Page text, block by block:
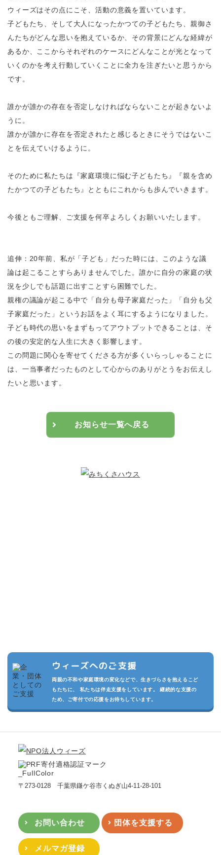
ウィーズはその点にこそ、活動の意義を置いています。
子どもたち、そして大人になったかつての子どもたち、親御さ
んたちがどんな思いを抱えているか、その背景にどんな経緯が
あるか、ここからそれぞれのケースにどんなことが光となって
いくのかを考え行動していくことに全力を注ぎたいと思うから
です。
誰かが誰かの存在を否定しなければならないことが起きないよ
うに。
誰かが誰かに存在を否定されたと感じるときにそうではないこ
とを伝えていけるように。
そのために私たちは『家庭環境に悩む子どもたち』『親を含め
たかつての子どもたち』とともにこれからも歩んでいきます。
今後ともご理解、ご支援を何卒よろしくお願いいたします。
追伸：20年前、私が「子ども」だった時には、このような議
論は起こることすらありませんでした。誰かに自分の家庭の状
況を少しでも話題に出すことすら困難でした。
親権の議論が起こる中で「自分も母子家庭だった」「自分も父
子家庭だった」というお話をよく耳にするようになりました。
子ども時代の思いをまずもってアウトプットできることは、そ
の後の安定的な人生に大きく影響します。
この問題に関心を寄せてくださる方が多くいらっしゃることに
は、一当事者だったものとして心からのありがとうをお伝えし
たいと思います。
お知らせ一覧へ戻る
ウィーズへのご支援
両親の不和や家庭環境の変化などで、生きづらさを抱えるこど
もたちに、 私たちは伴走支援をしています。 継続的な支援の
ため、ご寄付での応援をお待ちしています。
〒273-0128 千葉県鎌ケ谷市くぬぎ山4-11-28-101
お問い合わせ 団体を支援する
メルマガ登録